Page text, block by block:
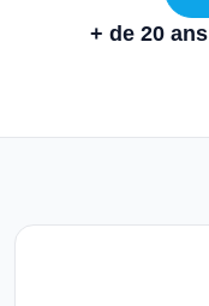
+ de 20 ans